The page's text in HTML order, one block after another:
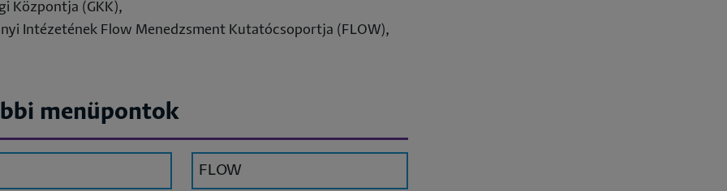
Központja (GKK),
Intézetének Flow Menedzsment Kutatócsoportja (FLOW),
menüpontok
FLOW